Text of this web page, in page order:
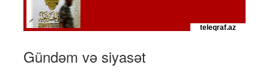
Gündəm və siyasət